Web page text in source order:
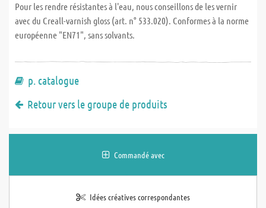
Pour les rendre résistantes à l'eau, nous conseillons de les vernir
avec du Creall-varnish gloss (art. n° 533.020). Conformes à la norme
européenne "EN71", sans solvants.
p. catalogue
Retour vers le groupe de produits
Commandé avec
Idées créatives correspondantes